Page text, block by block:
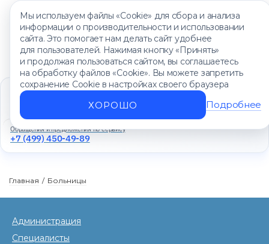
Мы используем файлы «Cookie» для сбора и анализа
информации о производительности и использовании
сайта. Это помогает нам делать сайт удобнее
для пользователей. Нажимая кнопку «Принять»
и продолжая пользоваться сайтом, вы соглашаетесь
на обработку файлов «Cookie». Вы можете запретить
сохранение Cookie в настройках своего браузера
ХОРОШО Подробнее
Единый контакт-центр
+7 (499) 450-88-89
Ежедневно с 8:00 до 20:00
Обращения и предложения по сервису
+7 (499) 450-49-89
Главная / Больницы
Администрация
Специалисты